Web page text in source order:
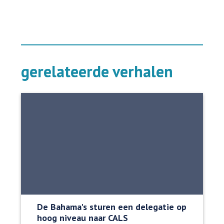
gerelateerde verhalen
De Bahama's sturen een delegatie op
hoog niveau naar CALS